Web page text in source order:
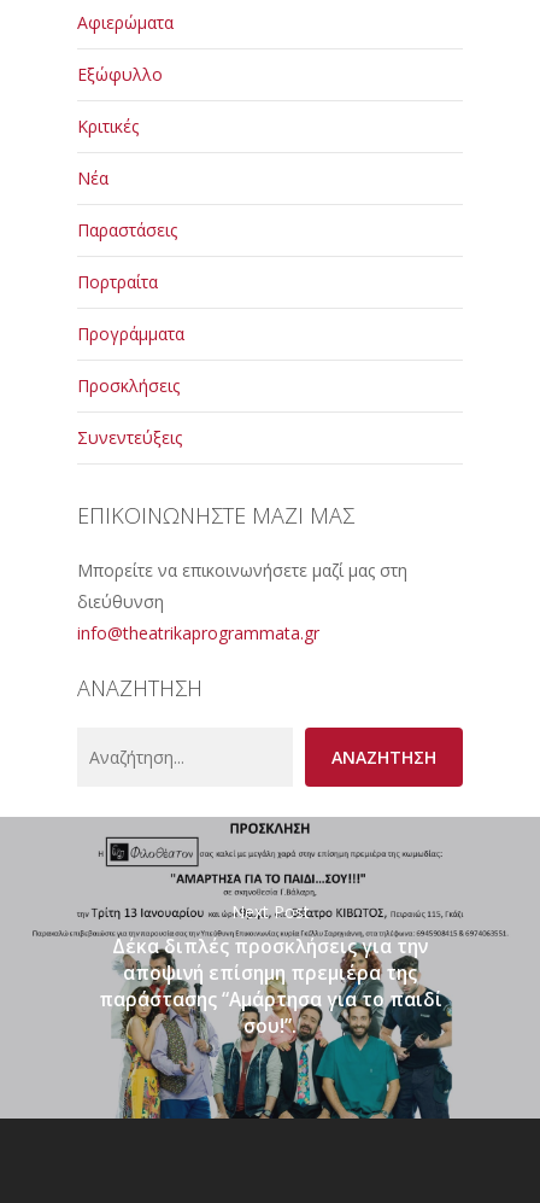
Αφιερώματα
Εξώφυλλο
Κριτικές
Νέα
Παραστάσεις
Πορτραίτα
Προγράμματα
Προσκλήσεις
Συνεντεύξεις
ΕΠΙΚΟΙΝΩΝΗΣΤΕ ΜΑΖΙ ΜΑΣ
Μπορείτε να επικοινωνήσετε μαζί μας στη
διεύθυνση
info@theatrikaprogrammata.gr
ΑΝΑΖΗΤΗΣΗ
ΑΝΑΖΗΤΗΣΗ
Next Post
Δέκα διπλές προσκλήσεις για την
αποψινή επίσημη πρεμιέρα της
παράστασης “Αμάρτησα για το παιδί
σου!”.